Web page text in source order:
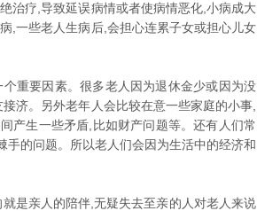
治疗,导致延误病情或者使病情恶化,小病成大
,一些老人生病后,会担心连累子女或担心儿女
重要因素。很多老人因为退休金少或因为没
济。另外老年人会比较在意一些家庭的小事,
产生一些矛盾,比如财产问题等。还有人们常
的问题。所以老人们会因为生活中的经济和
是亲人的陪伴,无疑失去至亲的人对老人来说